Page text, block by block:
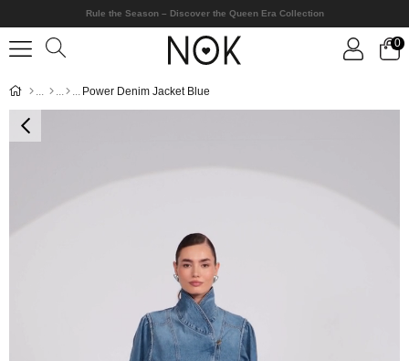
Rule the Season – Discover the Queen Era Collection
0
Power Denim Jacket Blue